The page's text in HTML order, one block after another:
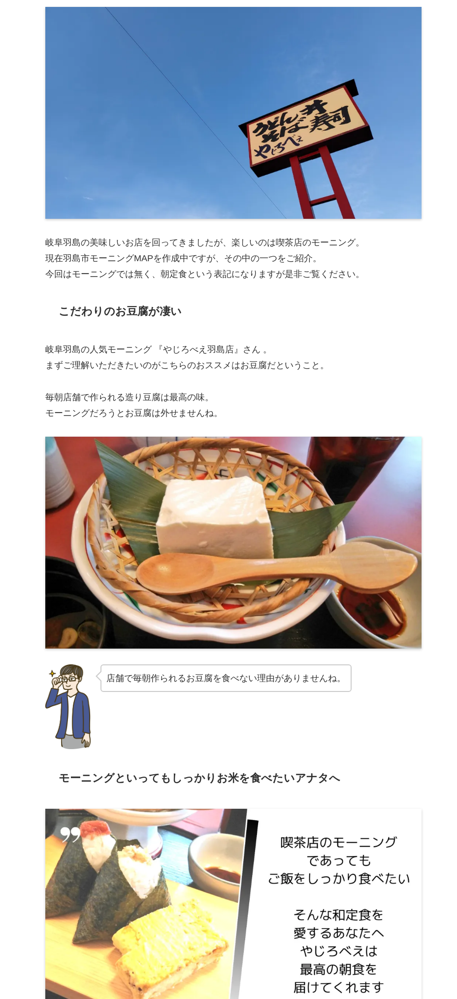
岐阜羽島の美味しいお店を回ってきましたが、楽しいのは喫茶店のモーニング。
現在羽島市モーニングMAPを作成中ですが、その中の一つをご紹介。
今回はモーニングでは無く、朝定食という表記になりますが是非ご覧ください。
こだわりのお豆腐が凄い
岐阜羽島の人気モーニング 『やじろべえ羽島店』さん 。
まずご理解いただきたいのがこちらのおススメはお豆腐だということ。
毎朝店舗で作られる造り豆腐は最高の味。
モーニングだろうとお豆腐は外せませんね。
店舗で毎朝作られるお豆腐を食べない理由がありませんね。
モーニングといってもしっかりお米を食べたいアナタへ